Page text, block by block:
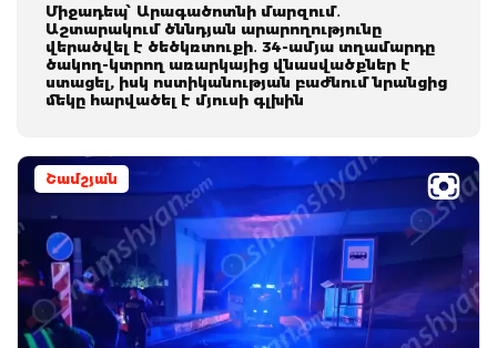
Միջադեպ՝ Արագածոտնի մարզում․
Աշտարակում ծննդյան արարողությունը
վերածվել է ծեծկռտուքի․ 34-ամյա տղամարդը
ծակող-կտրող առարկայից վնասվածքներ է
ստացել, իսկ ոստիկանության բաժնում նրանցից
մեկը հարվածել է մյուսի գլխին
Շամշյան